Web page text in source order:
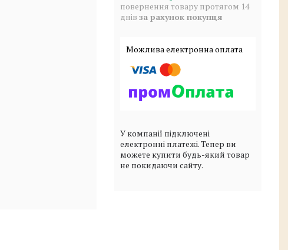
повернення товару протягом 14
днів за рахунок покупця
У компанії підключені
електронні платежі. Тепер ви
можете купити будь-який товар
не покидаючи сайту.